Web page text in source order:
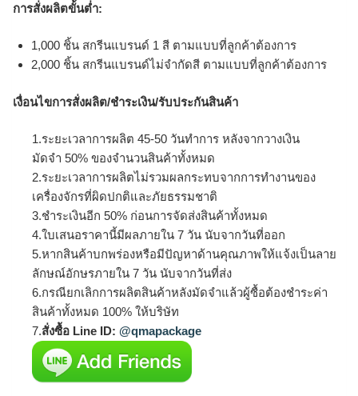
การสั่งผลิตขั้นต่ำ:
1,000 ชิ้น สกรีนแบรนด์ 1 สี ตามแบบที่ลูกค้าต้องการ
2,000 ชิ้น สกรีนแบรนด์ไม่จำกัดสี ตามแบบที่ลูกค้าต้องการ
เงื่อนไขการสั่งผลิต/ชำระเงิน/รับประกันสินค้า
1.ระยะเวลาการผลิต 45-50 วันทำการ หลังจากวางเงิน
มัดจำ 50% ของจำนวนสินค้าทั้งหมด
2.ระยะเวลาการผลิตไม่รวมผลกระทบจากการทำงานของ
เครื่องจักรที่ผิดปกติและภัยธรรมชาติ
3.ชำระเงินอีก 50% ก่อนการจัดส่งสินค้าทั้งหมด
4.ใบเสนอราคานี้มีผลภายใน 7 วัน นับจากวันที่ออก
5.หากสินค้าบกพร่องหรือมีปัญหาด้านคุณภาพให้แจ้งเป็นลาย
ลักษณ์อักษรภายใน 7 วัน นับจากวันที่ส่ง
6.กรณียกเลิกการผลิตสินค้าหลังมัดจำแล้วผู้ซื้อต้องชำระค่า
สินค้าทั้งหมด 100% ให้บริษัท
7.สั่งซื้อ Line ID: @qmapackage